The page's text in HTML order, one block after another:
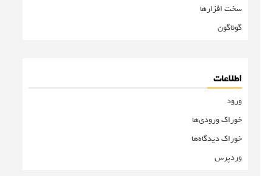
سخت افزارها
گوناگون
اطلاعات
ورود
خوراک ورودی‌ها
خوراک دیدگاه‌ها
وردپرس